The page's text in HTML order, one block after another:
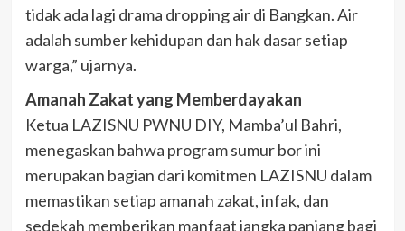
tidak ada lagi drama dropping air di Bangkan. Air
adalah sumber kehidupan dan hak dasar setiap
warga,” ujarnya.
Amanah Zakat yang Memberdayakan
Ketua LAZISNU PWNU DIY, Mamba’ul Bahri,
menegaskan bahwa program sumur bor ini
merupakan bagian dari komitmen LAZISNU dalam
memastikan setiap amanah zakat, infak, dan
sedekah memberikan manfaat jangka panjang bagi